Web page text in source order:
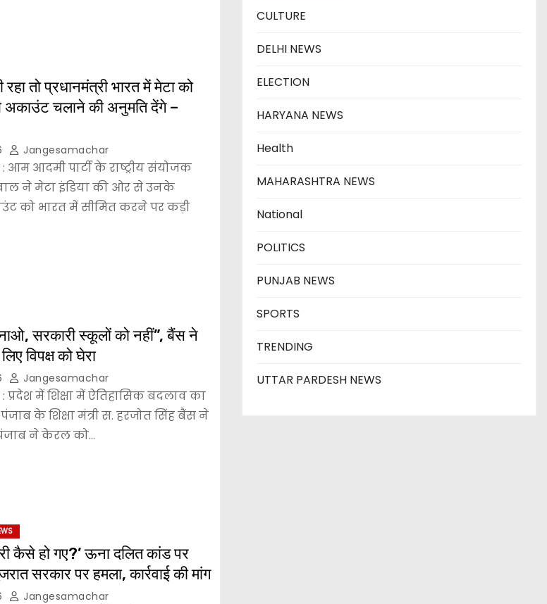
तो प्रधानमंत्री भारत में मेटा को
अकाउंट चलाने की अनुमति देंगे –
Jangesamachar
आम आदमी पार्टी के राष्ट्रीय संयोजक
ने मेटा इंडिया की ओर से उनके
को भारत में सीमित करने पर कड़ी
सरकारी स्कूलों को नहीं”, बैंस ने
विपक्ष को घेरा
Jangesamachar
प्रदेश में शिक्षा में ऐतिहासिक बदलाव का
के शिक्षा मंत्री स. हरजोत सिंह बैंस ने
ने केरल को…
कैसे हो गए?’ ऊना दलित कांड पर
सरकार पर हमला, कार्रवाई की मांग
Jangesamachar
CULTURE
DELHI NEWS
ELECTION
HARYANA NEWS
Health
MAHARASHTRA NEWS
National
POLITICS
PUNJAB NEWS
SPORTS
TRENDING
UTTAR PARDESH NEWS